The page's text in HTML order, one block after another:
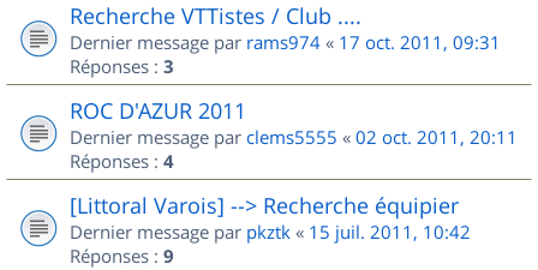
Recherche VTTistes / Club ....
Dernier message par rams974 « 17 oct. 2011, 09:31
Réponses : 3
ROC D'AZUR 2011
Dernier message par clems5555 « 02 oct. 2011, 20:11
Réponses : 4
[Littoral Varois] --> Recherche équipier
Dernier message par pkztk « 15 juil. 2011, 10:42
Réponses : 9